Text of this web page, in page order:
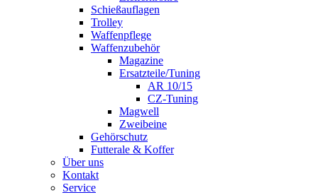
Schießauflagen
Trolley
Waffenpflege
Waffenzubehör
Magazine
Ersatzteile/Tuning
AR 10/15
CZ-Tuning
Magwell
Zweibeine
Gehörschutz
Futterale & Koffer
Über uns
Kontakt
Service